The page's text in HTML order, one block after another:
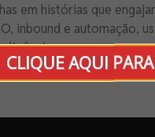
CLIQUE AQUI
em histórias que
inbound e automação,
No palco